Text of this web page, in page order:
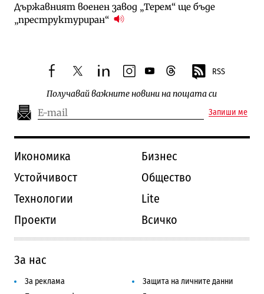
Държавният военен завод „Терем“ ще бъде
„преструктуриран“
facebooktwitterlinkedininstagram
youtubethreads RSS
Получавай важните новини на пощата си
Запиши ме
Икономика
Бизнес
Устойчивост
Общество
Технологии
Lite
Проекти
Всичко
За нас
За реклама
Защита на личните данни